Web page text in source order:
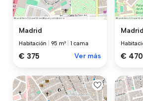
Madrid
Habitación 95 m² 1 cama
€ 375 Ver más
Madrid
€ 470